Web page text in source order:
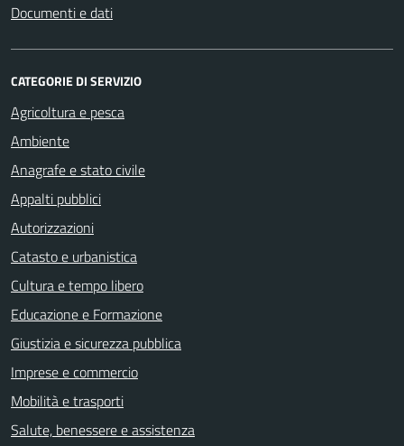
Documenti e dati
CATEGORIE DI SERVIZIO
Agricoltura e pesca
Ambiente
Anagrafe e stato civile
Appalti pubblici
Autorizzazioni
Catasto e urbanistica
Cultura e tempo libero
Educazione e Formazione
Giustizia e sicurezza pubblica
Imprese e commercio
Mobilità e trasporti
Salute, benessere e assistenza